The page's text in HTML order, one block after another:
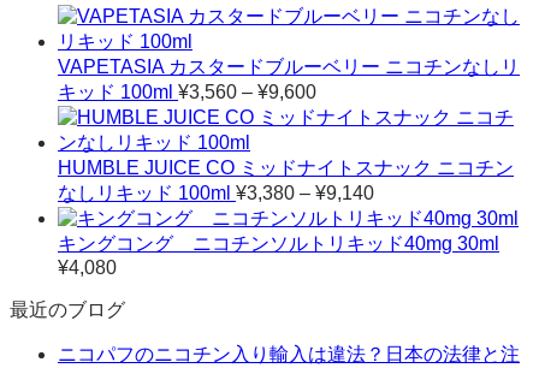
VAPETASIA カスタードブルーベリー ニコチンなしリ
キッド 100ml ¥3,560 – ¥9,600価
格
¥3,560
–
¥9,600
HUMBLE JUICE CO ミッドナイトスナック ニコチン
なしリキッド 100ml ¥3,380 – ¥9,140価
格
帯:
キングコング ニコチンソルトリキッド40mg 30ml
¥4,080
最近のブログ
ニコパフのニコチン入り輸入は違法？日本の法律と注